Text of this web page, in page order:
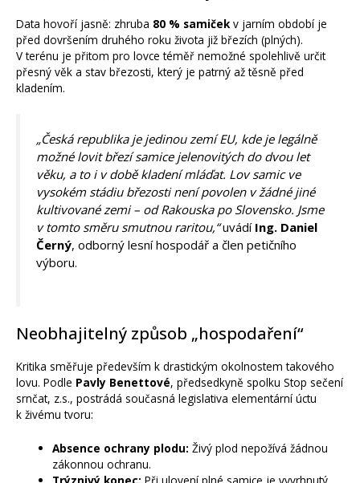
Data hovoří jasně: zhruba 80 % samiček v jarním období je
před dovršením druhého roku života již březích (plných).
V terénu je přitom pro lovce téměř nemožné spolehlivě určit
přesný věk a stav březosti, který je patrný až těsně před
kladením.
„Česká republika je jedinou zemí EU, kde je legálně
možné lovit březí samice jelenovitých do dvou let
věku, a to i v době kladení mláďat. Lov samic ve
vysokém stádiu březosti není povolen v žádné jiné
kultivované zemi – od Rakouska po Slovensko. Jsme
v tomto směru smutnou raritou,“uvádí Ing. Daniel
Černý, odborný lesní hospodář a člen petičního
výboru.
Neobhajitelný způsob „hospodaření“
Kritika směřuje především k drastickým okolnostem takového
lovu. Podle Pavly Benettové, předsedkyně spolku Stop sečení
srnčat, z.s., postrádá současná legislativa elementární úctu
k živému tvoru:
Absence ochrany plodu: Živý plod nepožívá žádnou
zákonnou ochranu.
Trýznivý konec: Při ulovení plné samice je vyvrhnutý